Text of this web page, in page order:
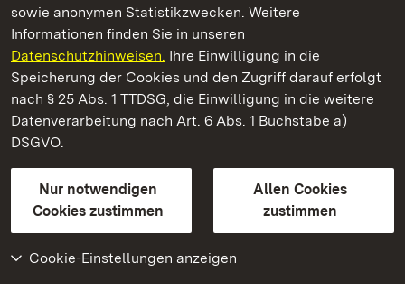
sowie anonymen Statistikzwecken. Weitere
Informationen finden Sie in unseren
Datenschutzhinweisen. Ihre Einwilligung in die
Speicherung der Cookies und den Zugriff darauf erfolgt
nach § 25 Abs. 1 TTDSG, die Einwilligung in die weitere
Datenverarbeitung nach Art. 6 Abs. 1 Buchstabe a)
DSGVO.
Nur notwendigen
Cookies zustimmen
Allen Cookies
zustimmen
Cookie-Einstellungen anzeigen
Staatliche Schlösser und Gärten Baden‑Württemberg
Staatliche Schlösser und Gärten Baden-Württemberg
Kontakt
GebärdenspracheLeichte Sprache
Erklärung zur Barrierefreiheit
BITV-konform (geprüfte Seiten)
Weiteres